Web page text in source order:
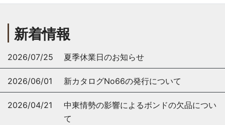
新着情報
2026/07/25 夏季休業日のお知らせ
2026/06/01 新カタログNo66の発行について
2026/04/21
中東情勢の影響によるボンドの欠品につい
て